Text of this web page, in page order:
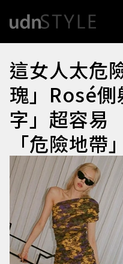
這女人太危
瑰」Rosé側
字」超容易
「危險地帶